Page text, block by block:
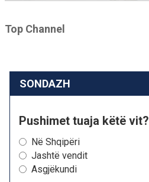
Top Channel
SONDAZH
Pushimet tuaja këtë vit?
Në Shqipëri
Jashtë vendit
Asgjëkundi